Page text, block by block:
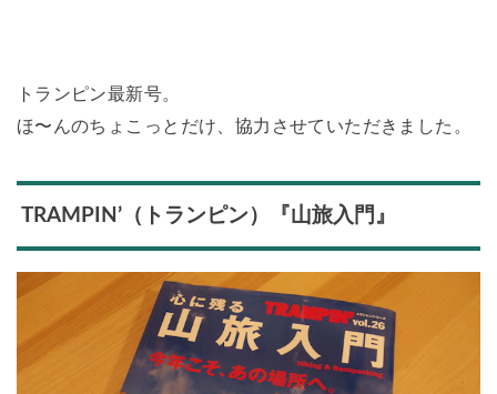
トランピン最新号。
ほ〜んのちょこっとだけ、協力させていただきました。
TRAMPIN’（トランピン）『山旅入門』